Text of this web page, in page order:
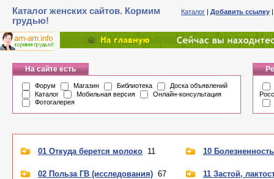
Каталог женских сайтов. Кормим
грудью!
Каталог | Добавить ссылку
На сайте есть
Форум Магазин Библиотека
Доска объявлений
Каталог
Мобильная версия
Онлайн-консультация
Фотогалерея
01 Откуда берется молоко 11
02 Польза ГВ (исследования) 67
10
11 Застой,